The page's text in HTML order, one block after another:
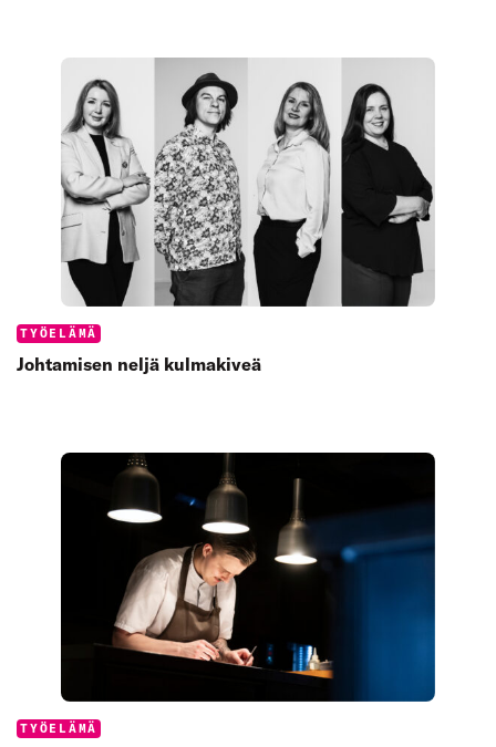
Categories:
TYÖELÄMÄ
Johtamisen neljä kulmakiveä
Categories:
TYÖELÄMÄ